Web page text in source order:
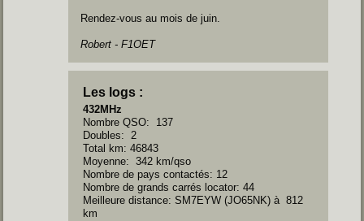
Rendez-vous au mois de juin.
Robert - F1OET
Les logs :
432MHz
Nombre QSO: 137
Doubles: 2
Total km: 46843
Moyenne: 342 km/qso
Nombre de pays contactés: 12
Nombre de grands carrés locator: 44
Meilleure distance: SM7EYW (JO65NK) à 812
km